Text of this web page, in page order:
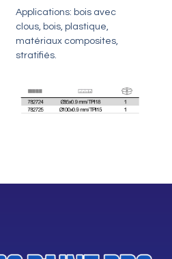
Applications: bois avec
clous, bois, plastique,
matériaux composites,
stratifiés.